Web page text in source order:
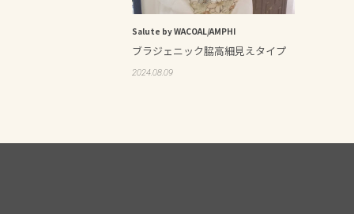
Salute by WACOAL/AMPHI
ブラジェニック脇高細見えタイプ
2024.08.09